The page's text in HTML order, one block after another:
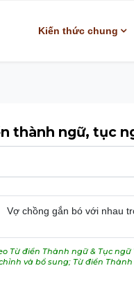
Kiến thức chung
thành ngữ, tục
Vợ chồng gắn bó với nhau
Từ điển Thành ngữ & Tục
và bổ sung; Từ điển